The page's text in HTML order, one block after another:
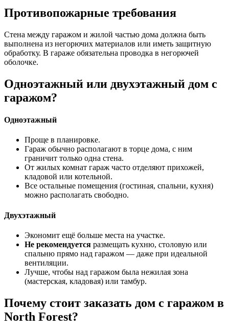
Противопожарные требования
Стена между гаражом и жилой частью дома должна быть
выполнена из негорючих материалов или иметь защитную
обработку. В гараже обязательна проводка в негорючей
оболочке.
Одноэтажный или двухэтажный дом с
гаражом?
Одноэтажный
Проще в планировке.
Гараж обычно располагают в торце дома, с ним
граничит только одна стена.
От жилых комнат гараж часто отделяют прихожей,
кладовой или котельной.
Все остальные помещения (гостиная, спальни, кухня)
можно располагать свободно.
Двухэтажный
Экономит ещё больше места на участке.
Не рекомендуется размещать кухню, столовую или
спальню прямо над гаражом — даже при идеальной
вентиляции.
Лучше, чтобы над гаражом была нежилая зона
(мастерская, кладовая) или тамбур.
Почему стоит заказать дом с гаражом в
North Forest?